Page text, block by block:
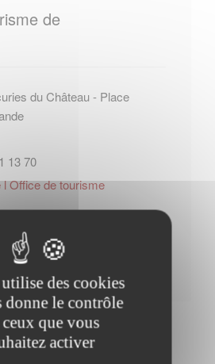
de
du Château - Place
13 70
l Office de tourisme
de tourisme
des cookies
donne le contrôle
que vous
activer